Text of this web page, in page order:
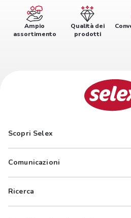
Ampio
assortimento
Qualità dei
prodotti
Scopri Selex
Comunicazioni
Ricerca